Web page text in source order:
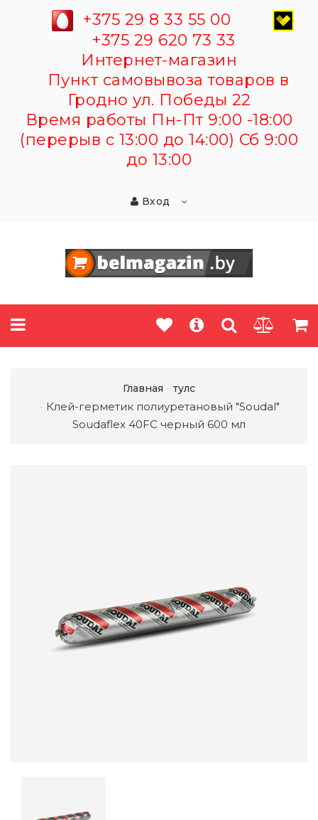
+375 29 8 33 55 00
+375 29 620 73 33
Интернет-магазин
Пункт самовывоза товаров в
Гродно ул. Победы 22
Время работы Пн-Пт 9:00 -18:00
(перерыв с 13:00 до 14:00) Сб 9:00
до 13:00
Вход
Главная тулс
Клей-герметик полиуретановый "Soudal"
Soudaflex 40FC черный 600 мл